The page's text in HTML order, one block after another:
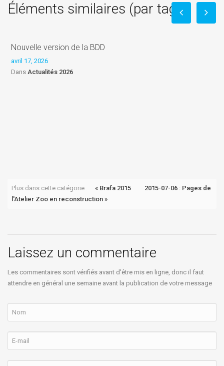
Éléments similaires (par tag)
Nouvelle version de la BDD
avril 17, 2026
Dans Actualités 2026
Plus dans cette catégorie : « Brafa 2015
2015-07-06 : Pages de
l'Atelier Zoo en reconstruction »
Laissez un commentaire
Les commentaires sont vérifiés avant d'être mis en ligne, donc il faut
attendre en général une semaine avant la publication de votre message